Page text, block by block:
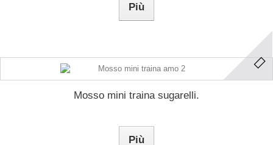
Più
Mosso mini traina sugarelli.
Più